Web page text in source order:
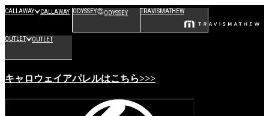
CALLAWAY CALLAWAY ODYSSEY ODYSSEY TRAVISMATHEW
OUTLET OUTLET
キャロウェイアパレルはこちら>>>